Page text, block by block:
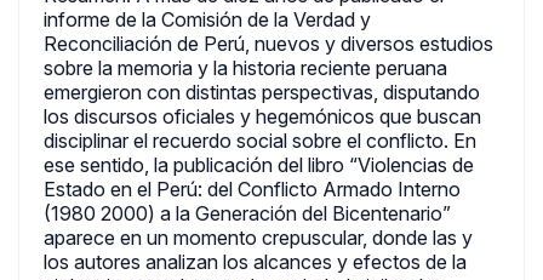
informe de la Comisión de la Verdad y
Reconciliación de Perú, nuevos y diversos estudios
sobre la memoria y la historia reciente peruana
emergieron con distintas perspectivas, disputando
los discursos oficiales y hegemónicos que buscan
disciplinar el recuerdo social sobre el conflicto. En
ese sentido, la publicación del libro “Violencias de
Estado en el Perú: del Conflicto Armado Interno
(1980 2000) a la Generación del Bicentenario”
aparece en un momento crepuscular, donde las y
los autores analizan los alcances y efectos de la